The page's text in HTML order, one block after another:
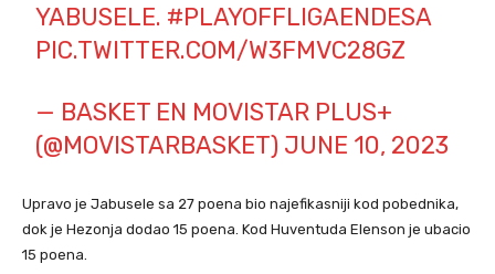
YABUSELE. #PLAYOFFLIGAENDESA
PIC.TWITTER.COM/W3FMVC28GZ
— BASKET EN MOVISTAR PLUS+
(@MOVISTARBASKET) JUNE 10, 2023
Upravo je Jabusele sa 27 poena bio najefikasniji kod pobednika,
dok je Hezonja dodao 15 poena. Kod Huventuda Elenson je ubacio
15 poena.